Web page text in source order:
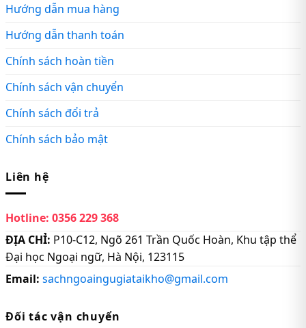
Hướng dẫn mua hàng
Hướng dẫn thanh toán
Chính sách hoàn tiền
Chính sách vận chuyển
Chính sách đổi trả
Chính sách bảo mật
Liên hệ
Hotline: 0356 229 368
ĐỊA CHỈ: P10-C12, Ngõ 261 Trần Quốc Hoàn, Khu tập thể
Đại học Ngoại ngữ, Hà Nội, 123115
Email: sachngoaingugiataikho@gmail.com
Đối tác vận chuyển